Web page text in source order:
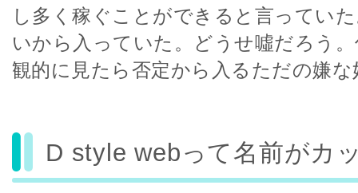
し多く稼ぐことができると言ってい
いから入っていた。どうせ噓だろう
観的に見たら否定から入るただの嫌な
D style webって名前がカ